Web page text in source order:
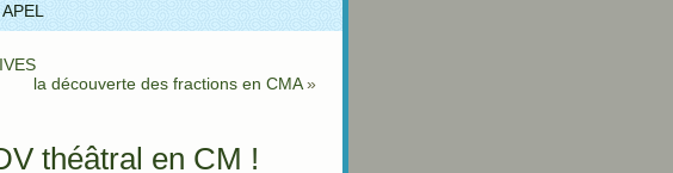
APEL
la découverte des fractions en CMA»
théâtral en CM !